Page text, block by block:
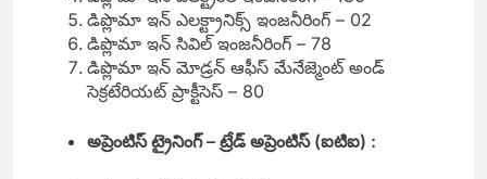
డిప్లొమా ఇన్ ఎలక్ట్రానిక్స్ ఇంజనీరింగ్ – 02
డిప్లొమా ఇన్ సివిల్ ఇంజనీరింగ్ – 78
డిప్లొమా ఇన్ మోడ్రన్ ఆఫీస్ మేనేజ్మెంట్ అండ్
సెక్రటేరియట్ ప్రాక్టీసెస్ – 80
అప్రెంటిస్ ట్రైనింగ్ – ట్రేడ్ అప్రెంటిస్ (ఐటిఐ) :